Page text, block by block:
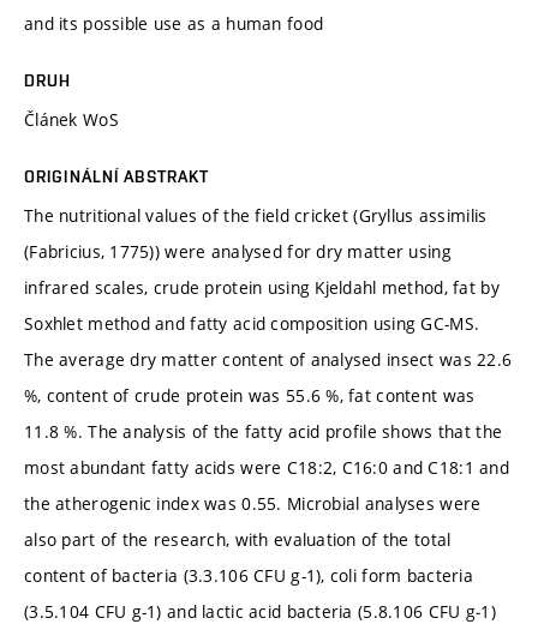
and its possible use as a human food
DRUH
Článek WoS
ORIGINÁLNÍ ABSTRAKT
The nutritional values of the field cricket (Gryllus assimilis
(Fabricius, 1775)) were analysed for dry matter using
infrared scales, crude protein using Kjeldahl method, fat by
Soxhlet method and fatty acid composition using GC-MS.
The average dry matter content of analysed insect was 22.6
%, content of crude protein was 55.6 %, fat content was
11.8 %. The analysis of the fatty acid profile shows that the
most abundant fatty acids were C18:2, C16:0 and C18:1 and
the atherogenic index was 0.55. Microbial analyses were
also part of the research, with evaluation of the total
content of bacteria (3.3.106 CFU g-1), coli form bacteria
(3.5.104 CFU g-1) and lactic acid bacteria (5.8.106 CFU g‑1)